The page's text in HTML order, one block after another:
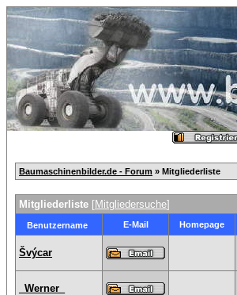
Baumaschinenbilder.de - Forum » Mitgliederliste
Mitgliederliste [Mitgliedersuche]
Benutzername E-Mail Homepage
Švýcar
_Werner_